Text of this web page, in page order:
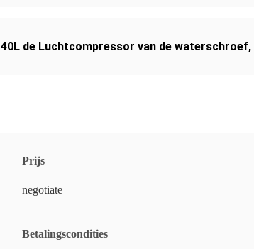
40L de Luchtcompressor van de waterschroef,
Prijs
negotiate
Betalingscondities